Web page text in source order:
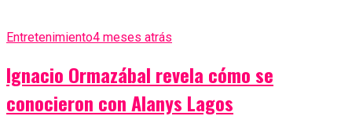
Entretenimiento4 meses atrás
Ignacio Ormazábal revela cómo se
conocieron con Alanys Lagos